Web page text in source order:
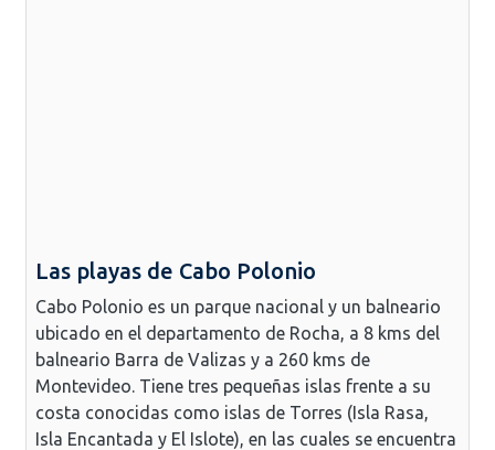
Las playas de Cabo Polonio
Cabo Polonio es un parque nacional y un balneario
ubicado en el departamento de Rocha, a 8 kms del
balneario Barra de Valizas y a 260 kms de
Montevideo. Tiene tres pequeñas islas frente a su
costa conocidas como islas de Torres (Isla Rasa,
Isla Encantada y El Islote), en las cuales se encuentra